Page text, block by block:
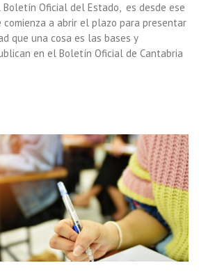
Oficial del Estado, es desde ese
comienza a abrir el plazo para presentar
que una cosa es las bases y
en el Boletín Oficial de Cantabria